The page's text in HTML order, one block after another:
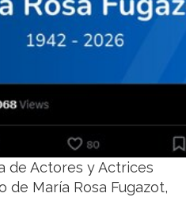
de Actores y Actrices
María Rosa Fugazot,